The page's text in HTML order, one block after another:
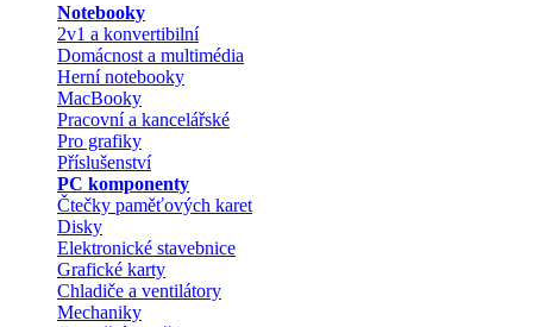
Notebooky
2v1 a konvertibilní
Domácnost a multimédia
Herní notebooky
MacBooky
Pracovní a kancelářské
Pro grafiky
Příslušenství
PC komponenty
Čtečky paměťových karet
Disky
Elektronické stavebnice
Grafické karty
Chladiče a ventilátory
Mechaniky